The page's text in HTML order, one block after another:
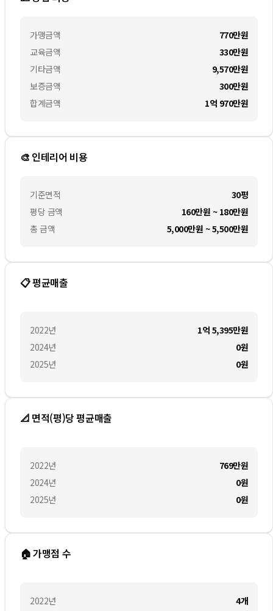
가맹금액
교육금액
기타금액
보증금액
합계금액
770만원
330만원
9,570만원
300만원
1억 970만원
🎨 인테리어 비용
기준면적
평당 금액
총 금액
30평
160만원 ~ 180만원
5,000만원 ~ 5,500만원
📋 평균매출
2022년
2024년
2025년
1억 5,395만원
0원
0원
📐 면적(평)당 평균매출
2022년
2024년
2025년
769만원
0원
0원
🏠 가맹점 수
2022년
4개